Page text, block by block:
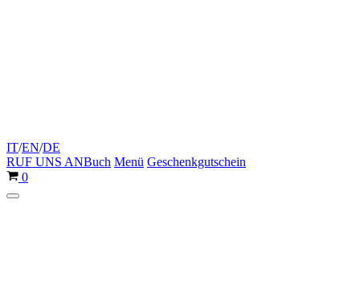
IT/EN/DE
RUF UNS ANBuch Menü Geschenkgutschein
Warenkorb
0
Navigationsmenü